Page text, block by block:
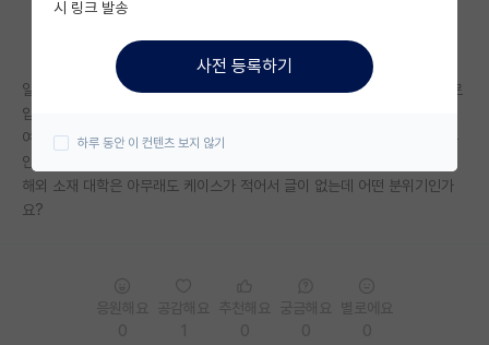
미국 대학원 합격 후기 게시판
대학원생 모집 게시판
연구실(PI) 홍보 게시판
일본 도쿄소재 국립대에서 학사 및 석사학위 받았고 카이스트 박사과정으로
입학하려고 하는 사람인데요
여기 보면 타대나 지잡대에서 설령 합격한다 해도 이상한 소문돌고 뭐 여튼
안좋은 얘기가 많아서 걱정입니다
해외 소재 대학은 아무래도 케이스가 적어서 글이 없는데 어떤 분위기인가
요?
시 링크 발송
사전 등록하기
하루 동안 이 컨텐츠 보지 않기